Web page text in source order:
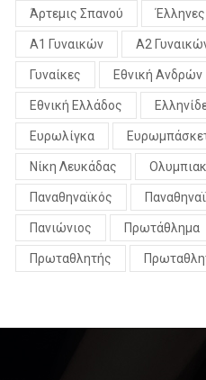
Άρτεμις Σπανού
Α1 Γυναικών Α2
Γυναίκες Εθνική Ανδρών
Εθνική Ελλάδος
Ευρωλίγκα
Νίκη Λευκάδας
Παναθηναϊκός
Πανιώνιος Πρωτάθλημα
Πρωταθλητής